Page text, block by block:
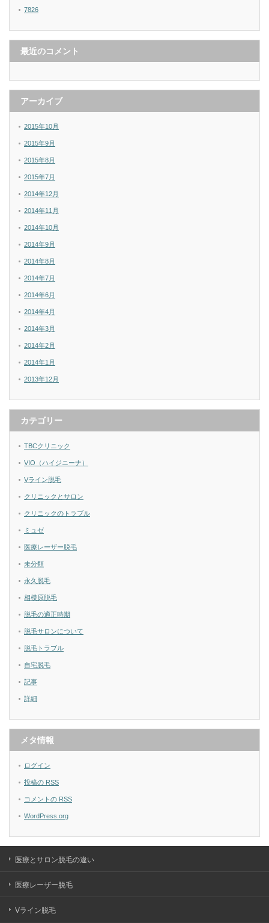
7826
最近のコメント
アーカイブ
2015年10月
2015年9月
2015年8月
2015年7月
2014年12月
2014年11月
2014年10月
2014年9月
2014年8月
2014年7月
2014年6月
2014年4月
2014年3月
2014年2月
2014年1月
2013年12月
カテゴリー
TBCクリニック
VIO（ハイジニーナ）
Vライン脱毛
クリニックとサロン
クリニックのトラブル
ミュゼ
医療レーザー脱毛
未分類
永久脱毛
相模原脱毛
脱毛の適正時期
脱毛サロンについて
脱毛トラブル
自宅脱毛
記事
詳細
メタ情報
ログイン
投稿の RSS
コメントの RSS
WordPress.org
医療とサロン脱毛の違い
医療レーザー脱毛
Vライン脱毛